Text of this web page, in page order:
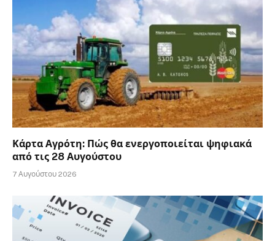
Κάρτα Αγρότη: Πώς θα ενεργοποιείται ψηφιακά
από τις 28 Αυγούστου
7 Αυγούστου 2026